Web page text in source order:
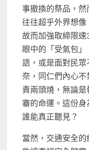
事撤換的祭品，
往往超乎外界想
故而加強取締限
眼中的「受氣包
語，或是面對民
奈，同仁們內心
責兩頭燒，無論
審的命運。這份
誰能真正聽見？
當然，交通安全